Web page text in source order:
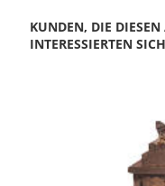
KUNDEN, DIE
INTERESSIERTEN